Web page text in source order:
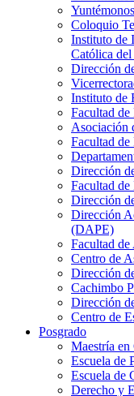
Coloquio
Instituto de
Católica del
Dirección
Instituto de
Facultad de
Asociación
Facultad de
Dirección
Facultad
Dirección
Dirección
(DAPE)
Facultad
Centro de
Dirección
Cachimbo
Dirección
Centro de
Posgrado
Maestría en
Escuela de
Escuela de
Derecho y